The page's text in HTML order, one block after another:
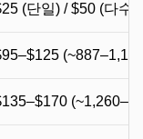
(단일) / $50 (다수)